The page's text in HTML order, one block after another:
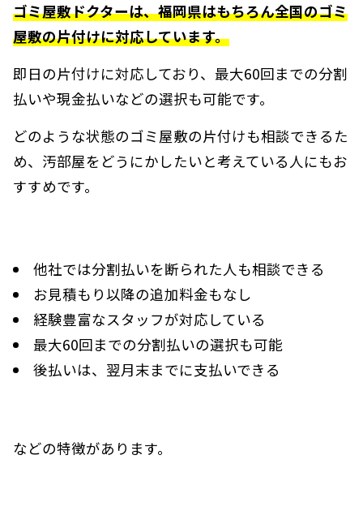
ゴミ屋敷ドクターは、福岡県はもちろん全国のゴミ
屋敷の片付けに対応しています。
即日の片付けに対応しており、最大60回までの分割
払いや現金払いなどの選択も可能です。
どのような状態のゴミ屋敷の片付けも相談できるた
め、汚部屋をどうにかしたいと考えている人にもお
すすめです。
他社では分割払いを断られた人も相談できる
お見積もり以降の追加料金もなし
経験豊富なスタッフが対応している
最大60回までの分割払いの選択も可能
後払いは、翌月末までに支払いできる
などの特徴があります。